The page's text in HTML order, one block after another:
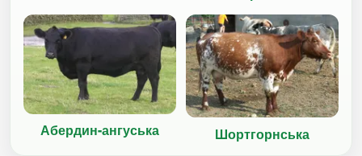
Абердин-ангуська Шортгорнська